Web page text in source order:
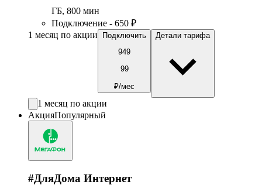
ГБ, 800 мин
Подключение - 650 ₽
1 месяц по акции
Подключить
949
99
₽/мес
Детали тарифа
1 месяц по акции
АкцияПопулярный
#ДляДома Интернет